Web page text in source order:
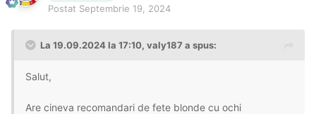
Postat Septembrie 19, 2024
La 19.09.2024 la 17:10, valy187 a spus:
Salut,
Are cineva recomandari de fete blonde cu ochi